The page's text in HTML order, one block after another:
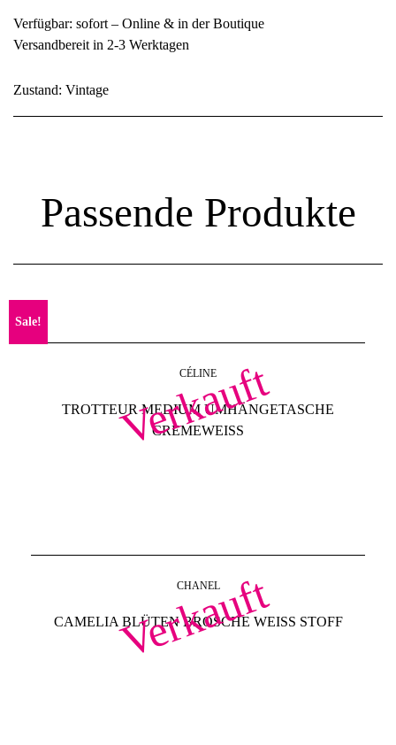
Verfügbar: sofort – Online & in der Boutique
Versandbereit in 2-3 Werktagen
Zustand: Vintage
Passende Produkte
Sale!
Verkauft
CÉLINE
TROTTEUR MEDIUM UMHÄNGETASCHE
CREMEWEISS
Verkauft
CHANEL
CAMELIA BLÜTEN BROSCHE WEISS STOFF